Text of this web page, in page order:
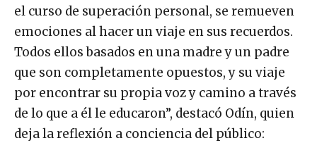
el curso de superación personal, se remueven
emociones al hacer un viaje en sus recuerdos.
Todos ellos basados en una madre y un padre
que son completamente opuestos, y su viaje
por encontrar su propia voz y camino a través
de lo que a él le educaron”, destacó Odín, quien
deja la reflexión a conciencia del público: